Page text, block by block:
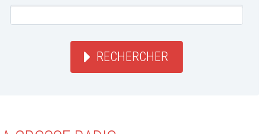
RECHERCHER